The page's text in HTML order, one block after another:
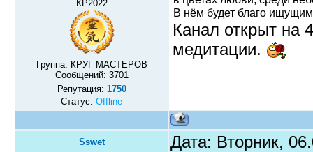
КР2022
Группа: КРУГ МАСТЕРОВ
Сообщений: 3701
Репутация: 1750
Статус:Offline
В нём будет благо
Канал открыт на
медитации.
Sswet Дата: Вторник,